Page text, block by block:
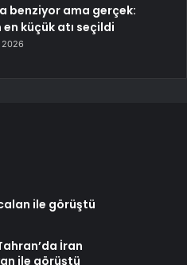
benziyor ama gerçek:
en küçük atı seçildi
2026
ile görüştü
İran
ile görüştü